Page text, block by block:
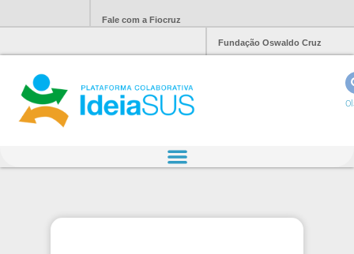
Fale com a Fiocruz
Fundação Oswaldo Cruz